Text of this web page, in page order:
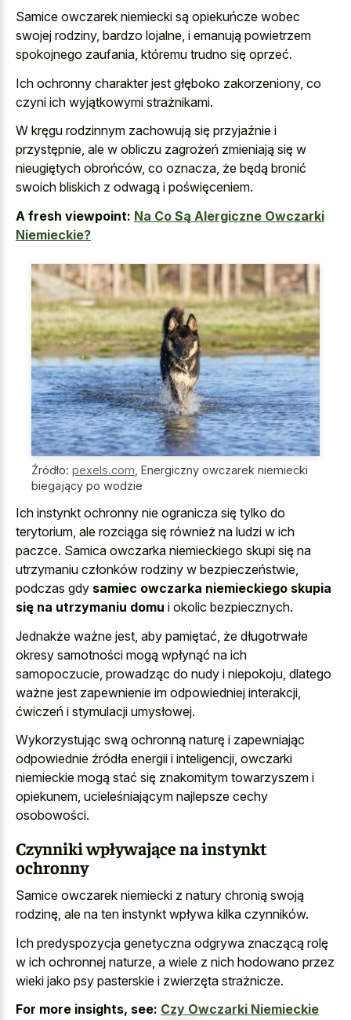
Samice owczarek niemiecki są opiekuńcze wobec
swojej rodziny, bardzo lojalne, i emanują powietrzem
spokojnego zaufania, któremu trudno się oprzeć.
Ich ochronny charakter jest głęboko zakorzeniony, co
czyni ich wyjątkowymi strażnikami.
W kręgu rodzinnym zachowują się przyjaźnie i
przystępnie, ale w obliczu zagrożeń zmieniają się w
nieugiętych obrońców, co oznacza, że będą bronić
swoich bliskich z odwagą i poświęceniem.
A fresh viewpoint: Na Co Są Alergiczne Owczarki
Niemieckie?
Źródło: pexels.com Energiczny owczarek niemiecki
biegający po wodzie
Ich instynkt ochronny nie ogranicza się tylko do
terytorium, ale rozciąga się również na ludzi w ich
paczce. Samica owczarka niemieckiego skupi się na
utrzymaniu członków rodziny w bezpieczeństwie,
podczas gdy samiec owczarka niemieckiego skupia
się na utrzymaniu domu i okolic bezpiecznych.
Jednakże ważne jest, aby pamiętać, że długotrwałe
okresy samotności mogą wpłynąć na ich
samopoczucie, prowadząc do nudy i niepokoju, dlatego
ważne jest zapewnienie im odpowiedniej interakcji,
ćwiczeń i stymulacji umysłowej.
Wykorzystując swą ochronną naturę i zapewniając
odpowiednie źródła energii i inteligencji, owczarki
niemieckie mogą stać się znakomitym towarzyszem i
opiekunem, ucieleśniającym najlepsze cechy
osobowości.
Czynniki wpływające na instynkt
ochronny
Samice owczarek niemiecki z natury chronią swoją
rodzinę, ale na ten instynkt wpływa kilka czynników.
Ich predyspozycja genetyczna odgrywa znaczącą rolę
w ich ochronnej naturze, a wiele z nich hodowano przez
wieki jako psy pasterskie i zwierzęta strażnicze.
For more insights, see: Czy Owczarki Niemieckie